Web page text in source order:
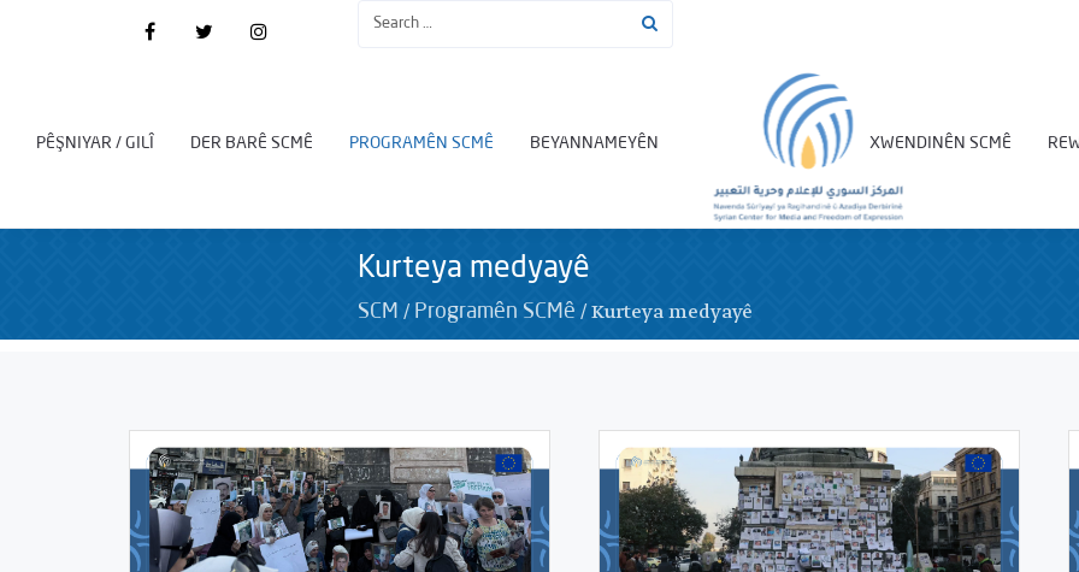
PÊŞNIYAR / GILÎ DER BARÊ SCMÊ PROGRAMÊN SCMÊ BEYANNAMEYÊN XWENDINÊN SCMÊ
Kurteya medyayê
SCM / Programên SCMê /Kurteya medyayê